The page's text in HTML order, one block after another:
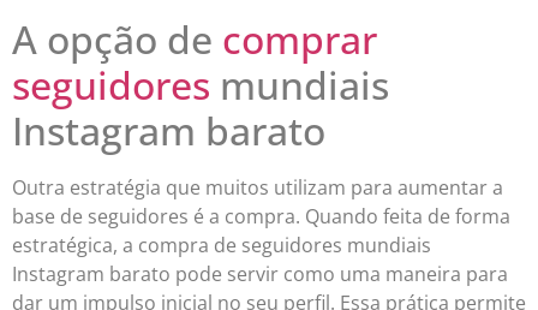
A opção de comprar
seguidores mundiais
Instagram barato
Outra estratégia que muitos utilizam para aumentar a
base de seguidores é a compra. Quando feita de forma
estratégica, a compra de seguidores mundiais
Instagram barato pode servir como uma maneira para
dar um impulso inicial no seu perfil. Essa prática permite